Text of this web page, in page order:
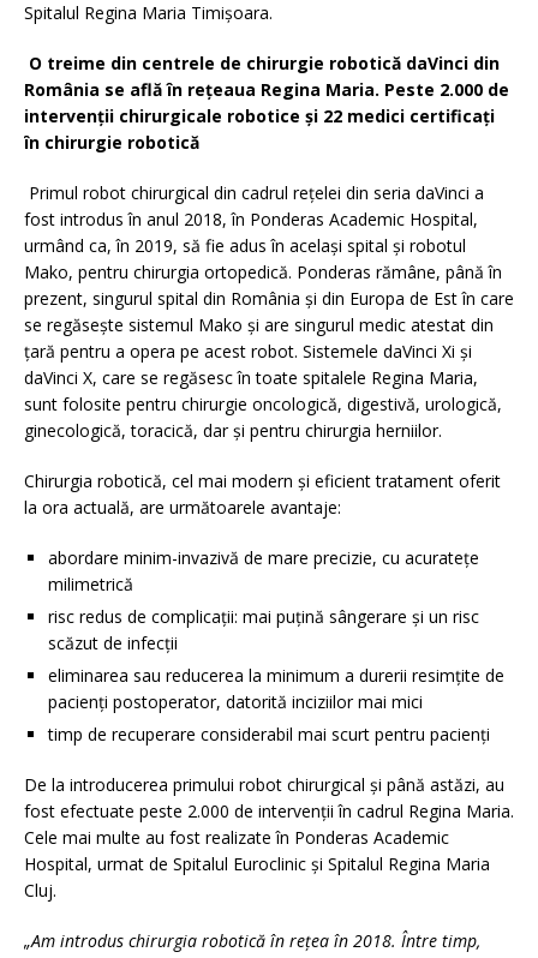
Spitalul Regina Maria Timișoara.
O treime din centrele de chirurgie robotică daVinci din
România se află în rețeaua Regina Maria. Peste 2.000 de
intervenții chirurgicale robotice și 22 medici certificați
în chirurgie robotică
Primul robot chirurgical din cadrul rețelei din seria daVinci a
fost introdus în anul 2018, în Ponderas Academic Hospital,
urmând ca, în 2019, să fie adus în același spital și robotul
Mako, pentru chirurgia ortopedică. Ponderas rămâne, până în
prezent, singurul spital din România și din Europa de Est în care
se regăsește sistemul Mako și are singurul medic atestat din
țară pentru a opera pe acest robot. Sistemele daVinci Xi și
daVinci X, care se regăsesc în toate spitalele Regina Maria,
sunt folosite pentru chirurgie oncologică, digestivă, urologică,
ginecologică, toracică, dar și pentru chirurgia herniilor.
Chirurgia robotică, cel mai modern și eficient tratament oferit
la ora actuală, are următoarele avantaje:
abordare minim-invazivă de mare precizie, cu acuratețe
milimetrică
risc redus de complicații: mai puțină sângerare și un risc
scăzut de infecții
eliminarea sau reducerea la minimum a durerii resimțite de
pacienți postoperator, datorită inciziilor mai mici
timp de recuperare considerabil mai scurt pentru pacienți
De la introducerea primului robot chirurgical și până astăzi, au
fost efectuate peste 2.000 de intervenții în cadrul Regina Maria.
Cele mai multe au fost realizate în Ponderas Academic
Hospital, urmat de Spitalul Euroclinic și Spitalul Regina Maria
Cluj.
„Am introdus chirurgia robotică în rețea în 2018. Între timp,